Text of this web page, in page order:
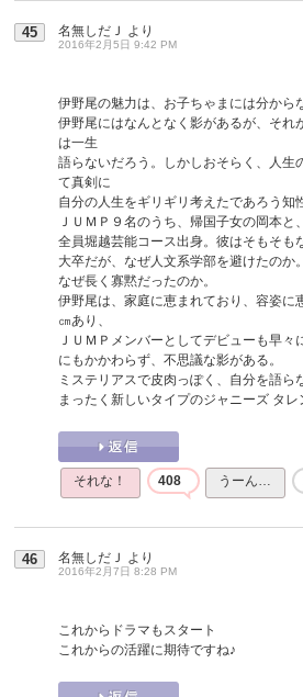
45 名無しだＪ より
2016年2月5日 9:42 PM
伊野尾の魅力は、お子ちゃまには分から
伊野尾にはなんとなく影があるが、それ
は一生
語らないだろう。しかしおそらく、人生
て真剣に
自分の人生をギリギリ考えたであろう知
ＪＵＭＰ９名のうち、帰国子女の岡本と
全員堀越芸能コース出身。彼はそもそも
大卒だが、なぜ人文系学部を避けたのか。
なぜ長く寡黙だったのか。
伊野尾は、家庭に恵まれており、容姿に
㎝あり、
ＪＵＭＰメンバーとしてデビューも早々
にもかかわらず、不思議な影がある。
ミステリアスで皮肉っぽく、自分を語ら
まったく新しいタイプのジャニーズ タレ
それな！ 408 うーん…
46 名無しだＪ より
2016年2月7日 8:28 PM
これからドラマもスタート
これからの活躍に期待ですね♪